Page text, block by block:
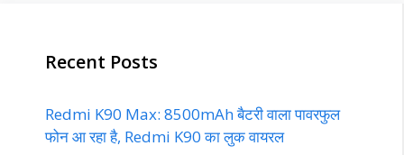
Recent Posts
Redmi K90 Max: 8500mAh बैटरी वाला पावरफुल
फोन आ रहा है, Redmi K90 का लुक वायरल